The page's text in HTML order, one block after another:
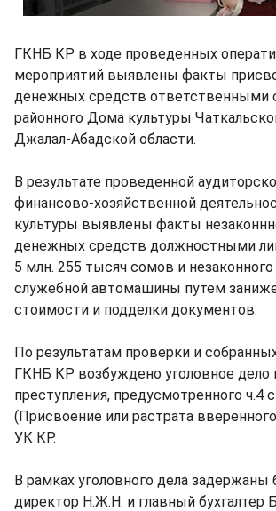
ГКНБ КР в ходе проведенных
мероприятий выявлены факты
денежных средств ответственными
районного Дома культуры
Джалал-Абадской области.
В результате проведенной
финансово-хозяйственной
культуры выявлены факты
денежных средств должностными
5 млн. 255 тысяч сомов и
служебной автомашины путем
стоимости и подделки документов.
По результатам проверки и
ГКНБ КР возбуждено уголовное дело
преступления, предусмотренного ч.4
(Присвоение или растрата
УК КР.
В рамках уголовного дела
директор Н.Ж.Н. и главный бухгалтер